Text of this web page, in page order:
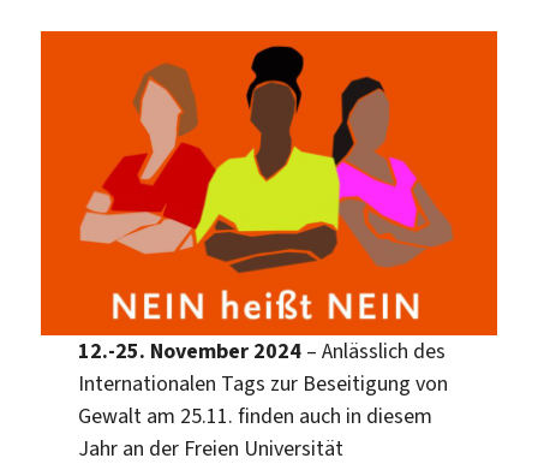
12.-25. November 2024– Anlässlich des
Internationalen Tags zur Beseitigung von
Gewalt am 25.11. finden auch in diesem
Jahr an der Freien Universität